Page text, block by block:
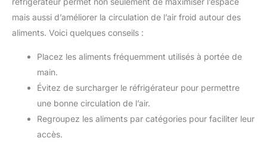
mais aussi d’améliorer la circulation de l’air froid autour des
aliments. Voici quelques conseils :
Placez les aliments fréquemment utilisés à portée de
main.
Évitez de surcharger le réfrigérateur pour permettre
une bonne circulation de l’air.
Regroupez les aliments par catégories pour faciliter leur
accès.